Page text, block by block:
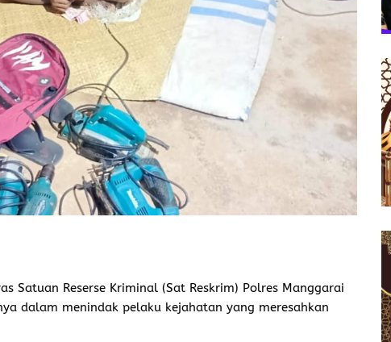
Satuan Reserse Kriminal (Sat Reskrim) Polres Manggarai
dalam menindak pelaku kejahatan yang meresahkan